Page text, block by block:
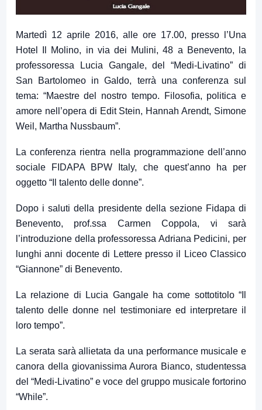
Martedì 12 aprile 2016, alle ore 17.00, presso l’Una
Hotel Il Molino, in via dei Mulini, 48 a Benevento, la
professoressa Lucia Gangale, del “Medi-Livatino” di
San Bartolomeo in Galdo, terrà una conferenza sul
tema: “Maestre del nostro tempo. Filosofia, politica e
amore nell’opera di Edit Stein, Hannah Arendt, Simone
Weil, Martha Nussbaum”.
La conferenza rientra nella programmazione dell’anno
sociale FIDAPA BPW Italy, che quest’anno ha per
oggetto “Il talento delle donne”.
Dopo i saluti della presidente della sezione Fidapa di
Benevento, prof.ssa Carmen Coppola, vi sarà
l’introduzione della professoressa Adriana Pedicini, per
lunghi anni docente di Lettere presso il Liceo Classico
“Giannone” di Benevento.
La relazione di Lucia Gangale ha come sottotitolo “Il
talento delle donne nel testimoniare ed interpretare il
loro tempo”.
La serata sarà allietata da una performance musicale e
canora della giovanissima Aurora Bianco, studentessa
del “Medi-Livatino” e voce del gruppo musicale fortorino
“While”.